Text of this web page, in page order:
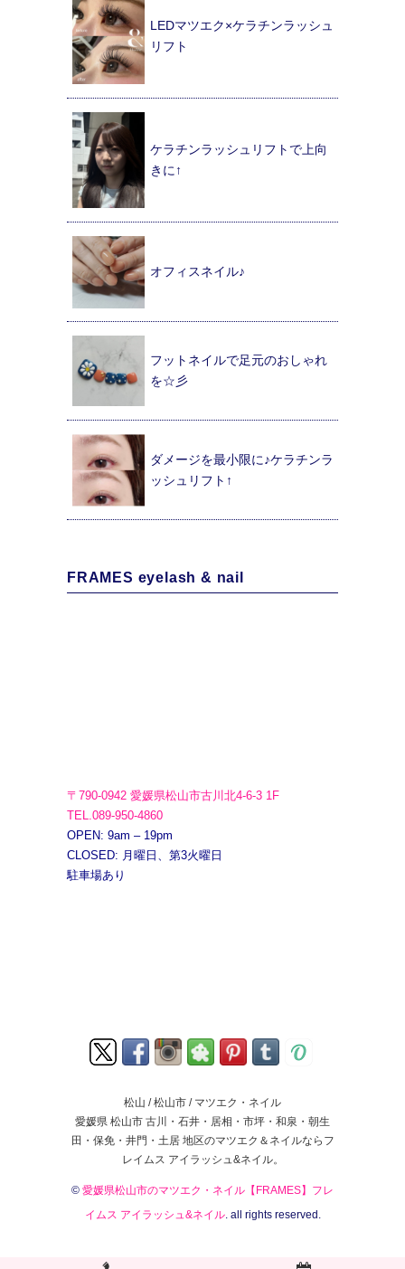
LEDマツエク×ケラチンラッシュ
リフト
ケラチンラッシュリフトで上向
きに↑
オフィスネイル♪
フットネイルで足元のおしゃれ
を☆彡
ダメージを最小限に♪ケラチンラ
ッシュリフト↑
FRAMES eyelash & nail
〒790-0942 愛媛県松山市古川北4-6-3 1F
TEL.089-950-4860
OPEN: 9am – 19pm
CLOSED: 月曜日、第3火曜日
駐車場あり
松山 / 松山市 / マツエク・ネイル
愛媛県 松山市 古川・石井・居相・市坪・和泉・朝生
田・保免・井門・土居 地区のマツエク＆ネイルならフ
レイムス アイラッシュ&ネイル。
© 愛媛県松山市のマツエク・ネイル【FRAMES】フレ
イムス アイラッシュ&ネイル. all rights reserved.